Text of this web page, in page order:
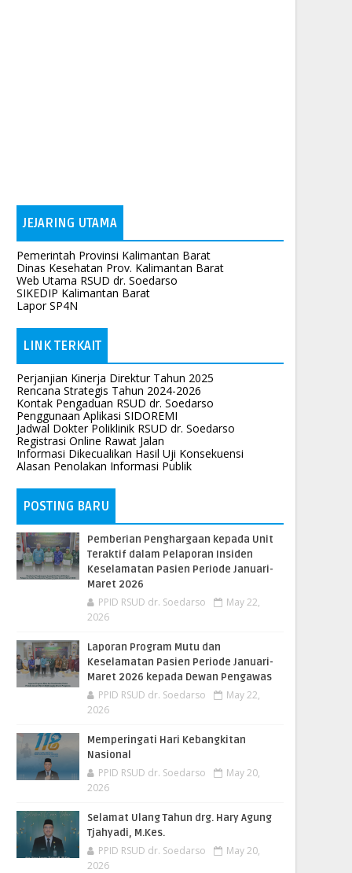
JEJARING UTAMA
Pemerintah Provinsi Kalimantan Barat
Dinas Kesehatan Prov. Kalimantan Barat
Web Utama RSUD dr. Soedarso
SIKEDIP Kalimantan Barat
Lapor SP4N
LINK TERKAIT
Perjanjian Kinerja Direktur Tahun 2025
Rencana Strategis Tahun 2024-2026
Kontak Pengaduan RSUD dr. Soedarso
Penggunaan Aplikasi SIDOREMI
Jadwal Dokter Poliklinik RSUD dr. Soedarso
Registrasi Online Rawat Jalan
Informasi Dikecualikan Hasil Uji Konsekuensi
Alasan Penolakan Informasi Publik
POSTING BARU
Pemberian Penghargaan kepada Unit
Teraktif dalam Pelaporan Insiden
Keselamatan Pasien Periode Januari-
Maret 2026
PPID RSUD dr. Soedarso
May 22,
2026
Laporan Program Mutu dan
Keselamatan Pasien Periode Januari-
Maret 2026 kepada Dewan Pengawas
PPID RSUD dr. Soedarso
May 22,
2026
Memperingati Hari Kebangkitan
Nasional
PPID RSUD dr. Soedarso
May 20,
2026
Selamat Ulang Tahun drg. Hary Agung
Tjahyadi, M.Kes.
PPID RSUD dr. Soedarso
May 20,
2026